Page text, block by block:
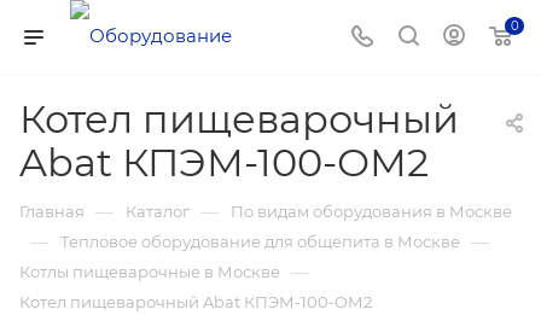
0
Котел пищеварочный
Abat КПЭМ-100-ОМ2
Главная — Каталог — По видам оборудования в Москве
— Тепловое оборудование для общепита в Москве —
Котлы пищеварочные в Москве —
Котел пищеварочный Abat КПЭМ-100-ОМ2